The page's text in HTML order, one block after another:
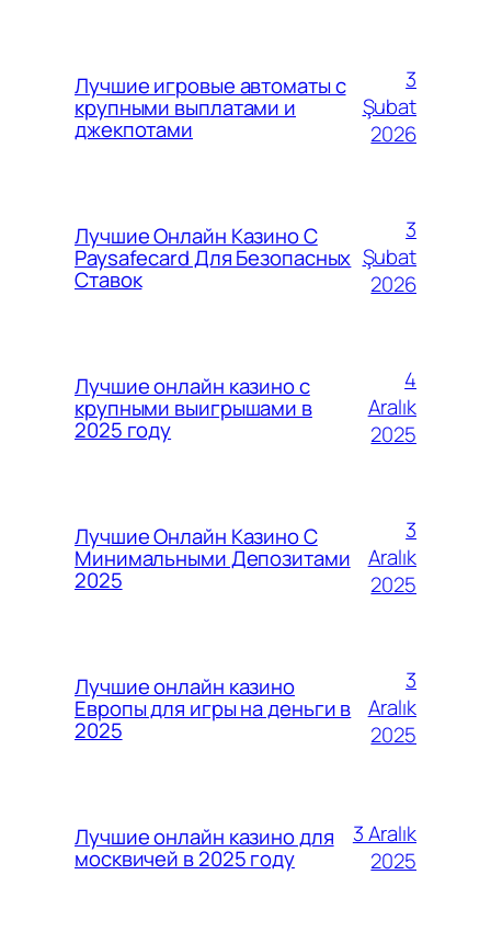
Лучшие игровые автоматы с
крупными выплатами и
джекпотами
3
Şubat
2026
Лучшие Онлайн Казино С
Paysafecard Для Безопасных
Ставок
3
Şubat
2026
Лучшие онлайн казино с
крупными выигрышами в
2025 году
4
Aralık
2025
Лучшие Онлайн Казино С
Минимальными Депозитами
2025
3
Aralık
2025
Лучшие онлайн казино
Европы для игры на деньги в
2025
3
Aralık
2025
Лучшие онлайн казино для
москвичей в 2025 году
3 Aralık
2025